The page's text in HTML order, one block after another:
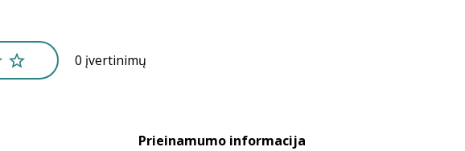
0 įvertinimų
Prieinamumo informacija